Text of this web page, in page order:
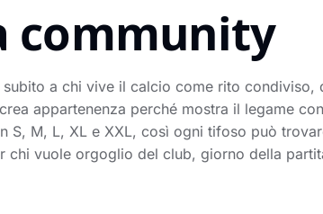
community
a chi vive il calcio come rito
appartenenza perché mostra il legame
S, M, L, XL e XXL, così ogni tifoso può
vuole orgoglio del club, giorno della